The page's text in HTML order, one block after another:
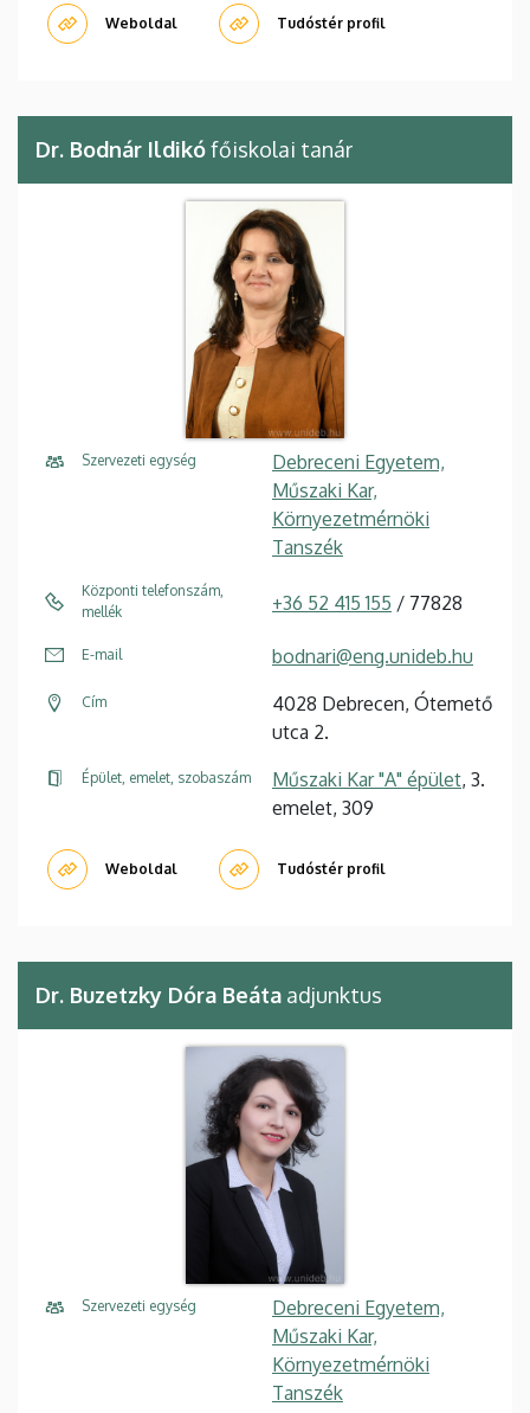
Weboldal Tudóstér profil
Dr. Bodnár Ildikófőiskolai tanár
Szervezeti egység
Debreceni Egyetem,
Műszaki Kar,
Környezetmérnöki
Tanszék
Központi telefonszám,
mellék
+36 52 415 155 / 77828
E-mail bodnari@eng.unideb.hu
Cím
4028 Debrecen, Ótemető
utca 2.
Épület, emelet, szobaszám Műszaki Kar "A" épület, 3.
emelet, 309
Weboldal Tudóstér profil
Dr. Buzetzky Dóra Beáta adjunktus
Szervezeti egység
Debreceni Egyetem,
Műszaki Kar,
Környezetmérnöki
Tanszék